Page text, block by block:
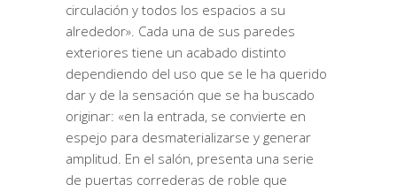
circulación y todos los espacios a su
alrededor». Cada una de sus paredes
exteriores tiene un acabado distinto
dependiendo del uso que se le ha querido
dar y de la sensación que se ha buscado
originar: «en la entrada, se convierte en
espejo para desmaterializarse y generar
amplitud. En el salón, presenta una serie
de puertas correderas de roble que